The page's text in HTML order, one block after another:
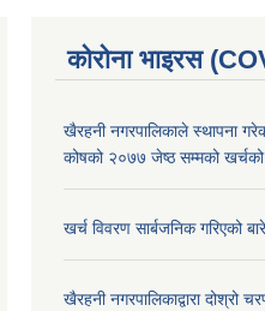
कोरोना भाइरस
खैरहनी नगरपालिकाले स्थापना
कोषको २०७७ जेष्ठ सम्मको
खर्च विवरण सार्बजनिक गरिएको
खैरहनी नगरपालिकाद्वारा दोश्रो